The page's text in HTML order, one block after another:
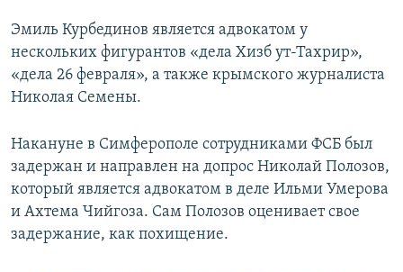
Эмиль Курбединов является адвокатом у
нескольких фигурантов «дела Хизб ут-Тахрир»,
«дела 26 февраля», а также крымского журналиста
Николая Семены.
Накануне в Симферополе сотрудниками ФСБ был
задержан и направлен на допрос Николай Полозов,
который является адвокатом в деле Ильми Умерова
и Ахтема Чийгоза. Сам Полозов оценивает свое
задержание, как похищение.